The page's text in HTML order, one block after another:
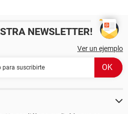
NEWSLETTER!
Ver un ejemplo